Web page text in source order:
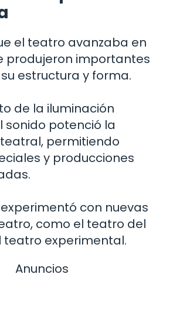
el teatro avanzaba en
produjeron importantes
estructura y forma.
de la iluminación
sonido potenció la
permitiendo
y producciones
con nuevas
como el teatro del
teatro experimental.
Anuncios